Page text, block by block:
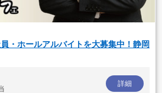
・ホールアルバイトを大募集中！静岡
詳細